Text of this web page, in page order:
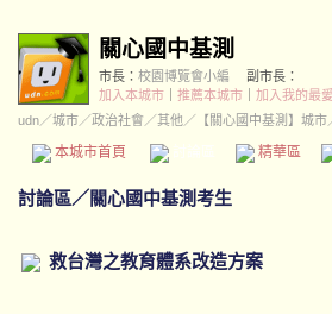
關心國中基測
市長： 校園博覽會小編
副市長：
加入本城市
推薦本城市 加入我的最愛
udn／城市／政治社會 ／其他 ／ 【關心國中基測】城市
本城市首頁 精華區
討論區／ 關心國中基測考生
救台灣之教育體系改造方案